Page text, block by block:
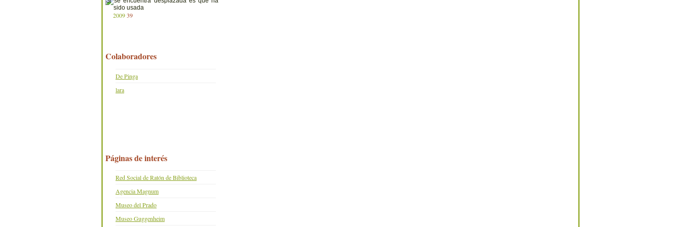
200939
Colaboradores
De Pinga
lara
Páginas de interés
Red Social de Ratón de Biblioteca
Agencia Magnum
Museo del Prado
Museo Guggenheim